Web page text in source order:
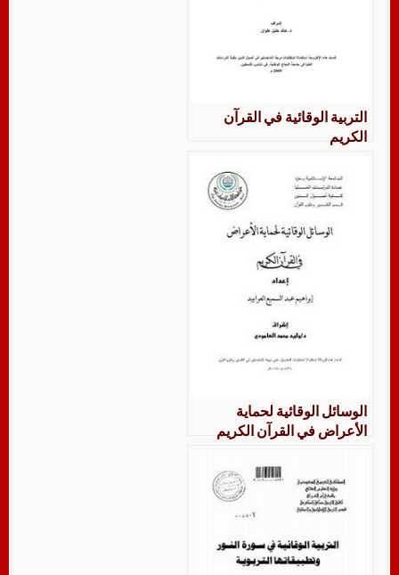
التربية الوقائية في القرآن
الكريم
الوسائل الوقائية لحماية
الأعراض في القرآن الكريم